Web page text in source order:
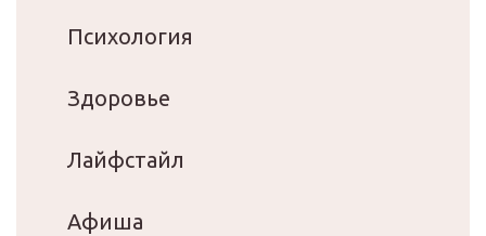
Психология
Здоровье
Лайфстайл
Афиша